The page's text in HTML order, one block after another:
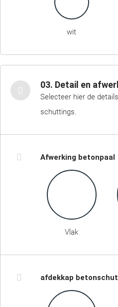
wit
03. Detail en
Selecteer hier de
schuttings.
Afwerking betonpaal
Vlak
afdekkap